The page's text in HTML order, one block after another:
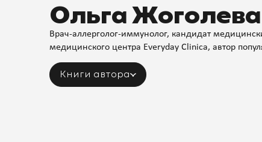
Ольга Жоголева
Врач-аллерголог-иммунолог, кандидат
медицинского центра Everyday Clinicа, автор
Книги автора